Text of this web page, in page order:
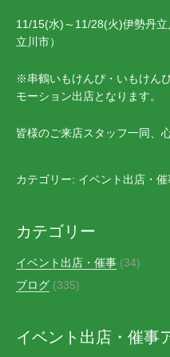
11/15(水)～11/28(火)伊勢丹
立川市）
※串鶴いもけんぴ・いもけん
モーション出店となります。
皆様のご来店スタッフ一同、
カテゴリー: イベント出店・催
カテゴリー
イベント出店・催事 (34)
ブログ (335)
イベント出店・催事